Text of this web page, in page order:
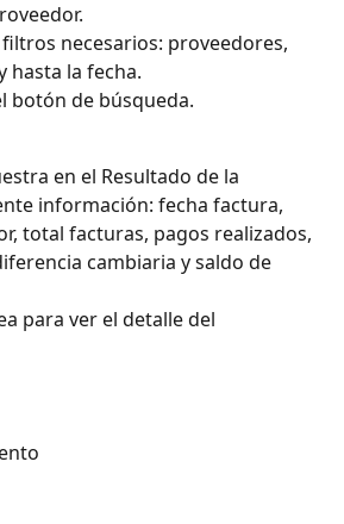
necesarios: proveedores,
hasta la fecha.
botón de búsqueda.
en el Resultado de la
información: fecha factura,
total facturas, pagos realizados,
cambiaria y saldo de
para ver el detalle del